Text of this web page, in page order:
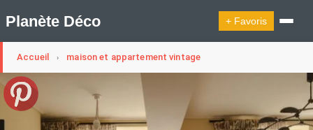
Planète Déco + Favoris
🛍︎ Shop Planète Déco ℹ︎ À propos
Accueil › maison et appartement vintage